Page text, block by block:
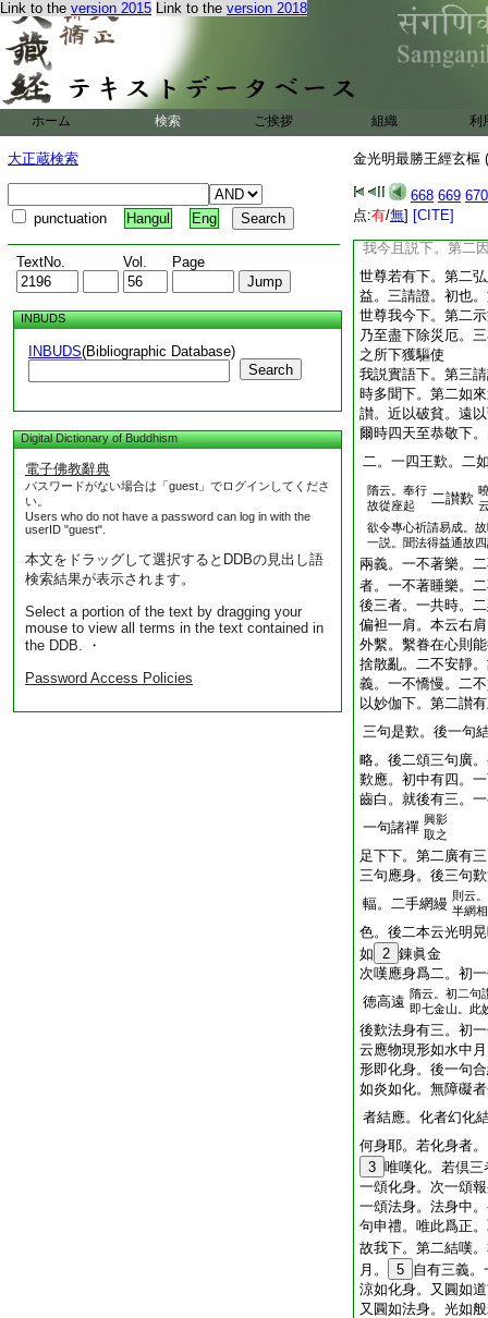
Link to the version 2015 Link to the version 2018
ホーム 検索 ご挨拶 組織 利
大正蔵検索
punctuation Hangul Eng
TextNo. Vol. Page
INBUDS
INBUDS(Bibliographic Database)
Search
Digital Dictionary of Buddhism
電子佛教辭典
パスワードがない場合は「guest」でログインしてくださ
い。
Users who do not have a password can log in with the
userID "guest".
本文をドラッグして選択するとDDBの見出し語
検索結果が表示されます。
Select a portion of the text by dragging your
mouse to view all terms in the text contained in
the DDB. ・
Password Access Policies
金光明最勝王經玄樞
668 669 670
点:有/無] [CITE]
四畫像。時唯八日
及終。或唯白月八
時。或初置壇亦在
言六物者。置座布
世尊我若下。第二
成。有四。一覩事
即三業勞。初見行事
喜故即外現身。既現
我今且説下。第二
世尊若有下。第二
益。三請證。初也
世尊我今下。第二
乃至盡下除災厄。
之所下獲驅使
我説實語下。第三
時多聞下。第二如
讃。近以破貧。遠
爾時四天至恭敬下
二。一四王歎。二
隋云。奉行
故從座起
二讃歎
欲令專心祈請易成。
一説。聞法得益通故
兩義。一不著樂。
者。一不著睡樂。
後三者。一共時。
偏袒一肩。本云右
外繫。繫眷在心則
捨散亂。二不安靜
義。一不憍慢。二
以妙伽下。第二讃
三句是歎。後一句
略。後二頌三句廣
歎應。初中有四。
齒白。就後有三。
一句諸禪 興影
取之
足下下。第二廣有
三句應身。後三句
輻。二手網縵 則云
半網
色。後二本云光明
如 2 錬眞金
次嘆應身爲二。初
徳高遠 隋云。初二句
即七金山。此
後歎法身有三。初
云應物現形如水中
形即化身。後一句
如炎如化。無障礙
者結應。化者幻化
何身耶。若化身者
3 唯嘆化。若倶
一頌化身。次一頌
一頌法身。法身中
句申禮。唯此爲正
故我下。第二結嘆
月。
5 自有三義
涼如化身。又圓如
又圓如法身。光如